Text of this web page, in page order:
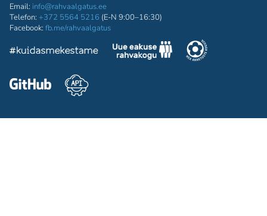
Email: info@rahvaalgatus.ee
Telefon: +372 5564 5216 (E-N 9:00–16:30)
Facebook: fb.me/rahvaalgatus